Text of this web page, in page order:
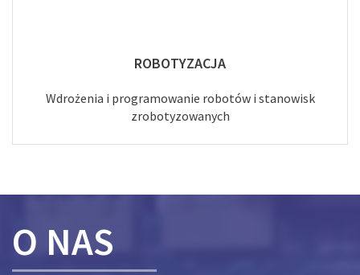
ROBOTYZACJA
Wdrożenia i programowanie robotów i stanowisk
zrobotyzowanych
O NAS